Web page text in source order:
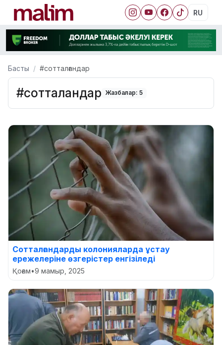
RU
Басты #сотталғандар
#сотталғандар Жазбалар: 5
Сотталғандарды колонияларда ұстау
ережелеріне өзгерістер енгізіледі
Қоғам•9 мамыр, 2025